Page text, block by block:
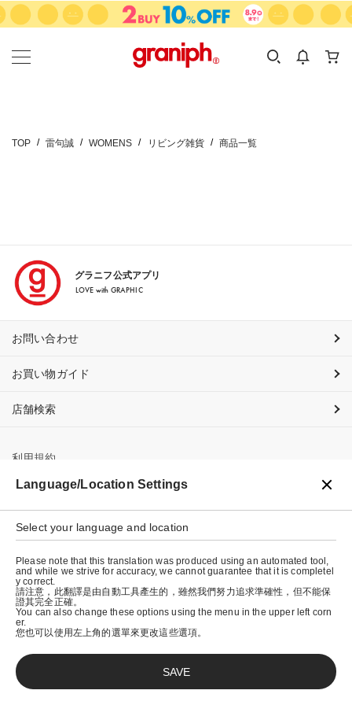
カテゴリーから探す
KIDS
カテゴリ
サイズ
TOP 雷句誠 WOMENS リビング雑貨 商品一覧
グラニフ公式アプリ
LOVE with GRAPHIC
お問い合わせ
お買い物ガイド
店舗検索
利用規約
プライバシーポリシー
特定商取引法に基づく表示
会社概要
© graniph inc.
Language/Location Settings
Select your language and location
Please note that this translation was produced using an automated tool,
and while we strive for accuracy, we cannot guarantee that it is completel
y correct.
請注意，此翻譯是由自動工具產生的，雖然我們努力追求準確性，但不能保
證其完全正確。
You can also change these options using the menu in the upper left corn
er.
您也可以使用左上角的選單來更改這些選項。
SAVE